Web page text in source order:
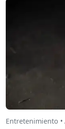
Entretenimiento •